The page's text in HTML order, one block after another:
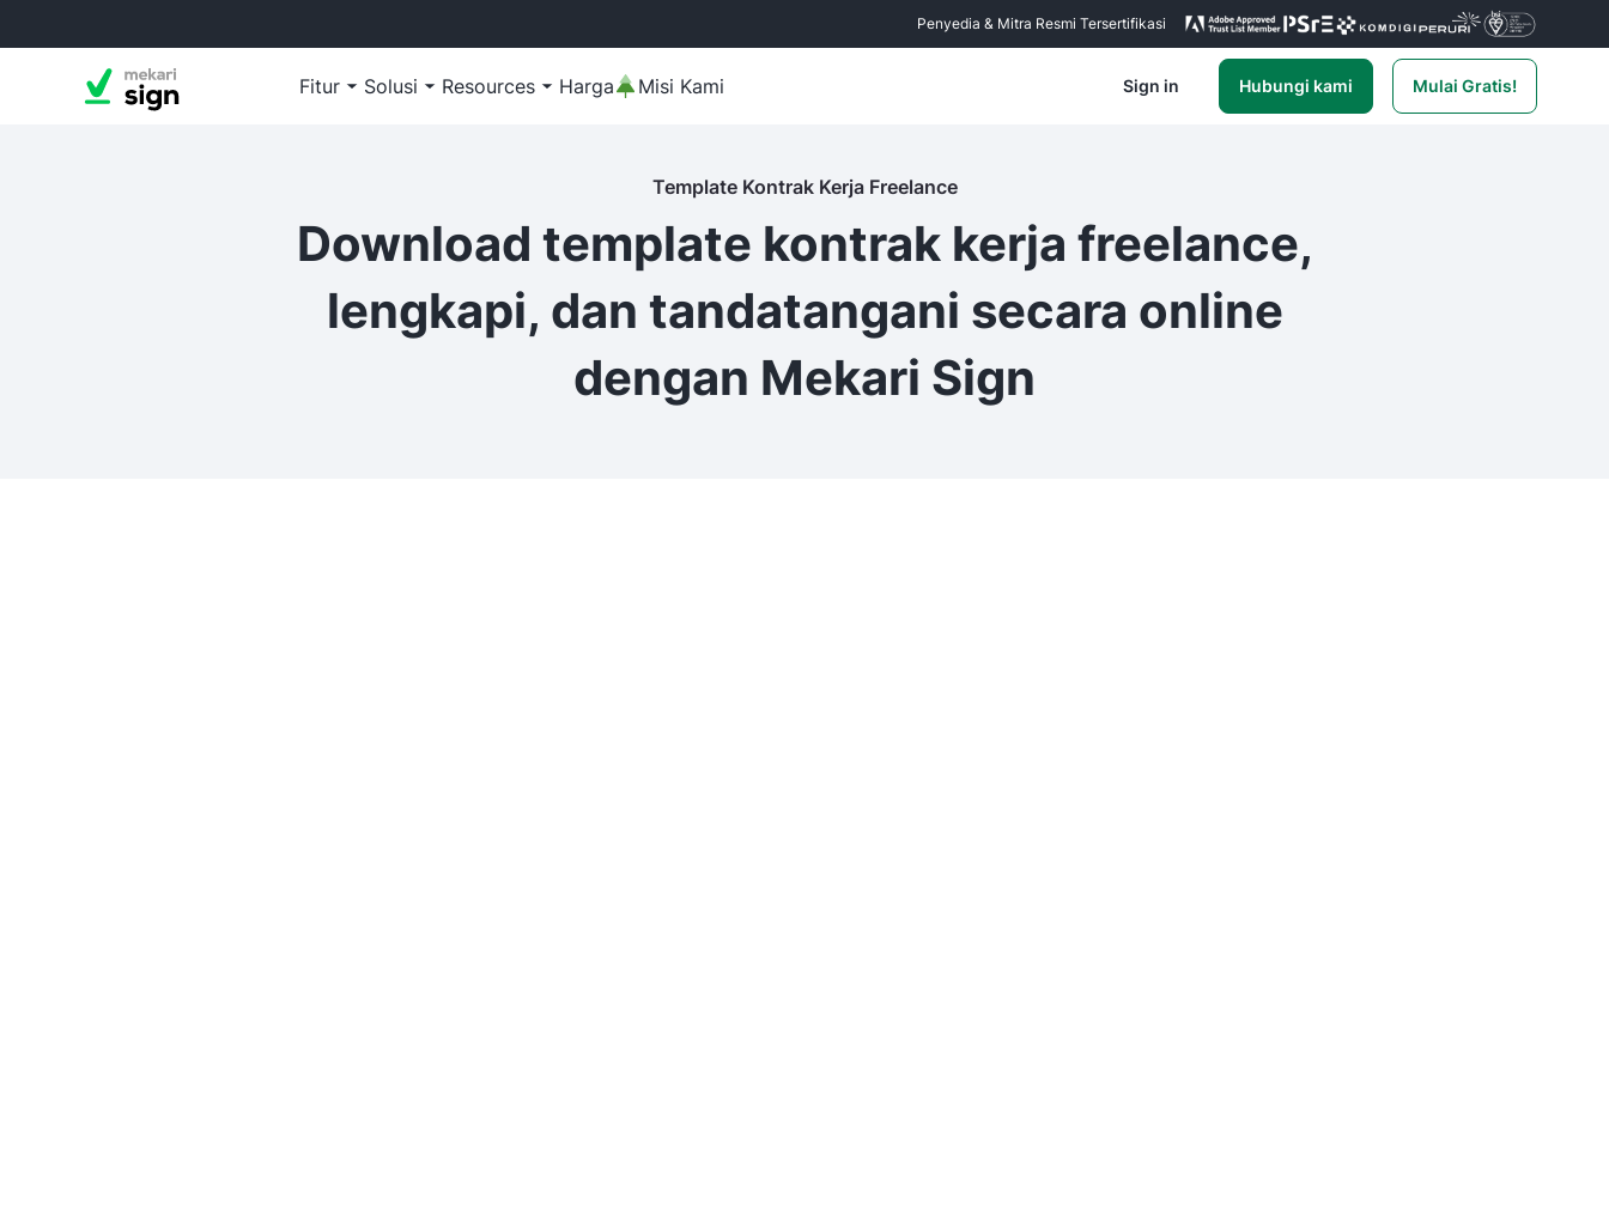
Penyedia & Mitra Resmi Tersertifikasi
Fitur Solusi Resources Harga Misi Kami Sign in Hubungi kami Mulai Gratis!
Template Kontrak Kerja Freelance
Download template kontrak kerja freelance,
lengkapi, dan tandatangani secara online
dengan Mekari Sign